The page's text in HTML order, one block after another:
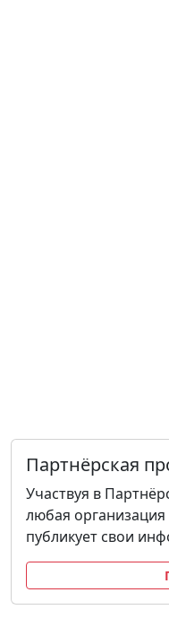
Партнёрская
Участвуя в
любая
публикует свои